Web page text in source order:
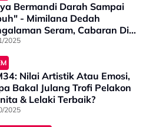
Bermandi Darah Sampai
- Mimilana Dedah
Seram, Cabaran Di
‘Polong’
2025
Nilai Artistik Atau Emosi,
Bakal Julang Trofi Pelakon
& Lelaki Terbaik?
2025